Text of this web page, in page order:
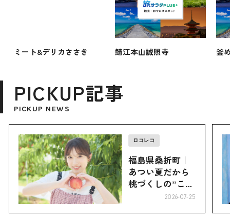
ミート&デリカささき 鯖江本山誠照寺 釜
PICKUP記事
PICKUP NEWS
ロコレコ
福島県桑折町｜
あつい夏だから
桃づくしの”こお
2026-07-25